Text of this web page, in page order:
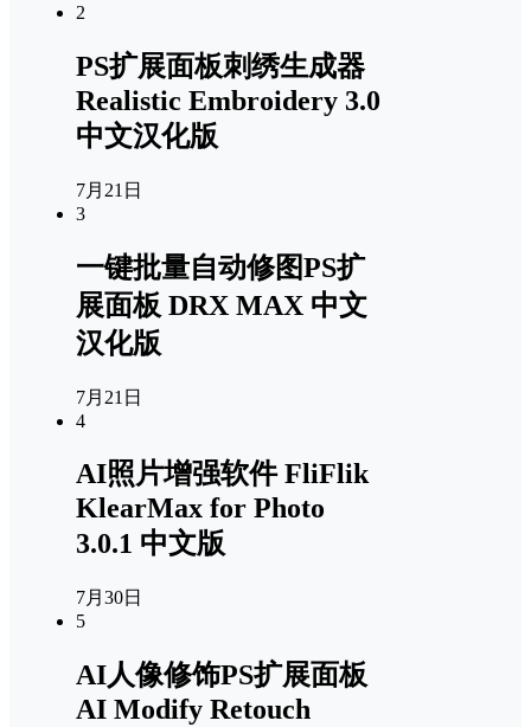
2
PS扩展面板刺绣生成器
Realistic Embroidery 3.0
中文汉化版
7月21日
3
一键批量自动修图PS扩
展面板 DRX MAX 中文
汉化版
7月21日
4
AI照片增强软件 FliFlik
KlearMax for Photo
3.0.1 中文版
7月30日
5
AI人像修饰PS扩展面板
AI Modify Retouch